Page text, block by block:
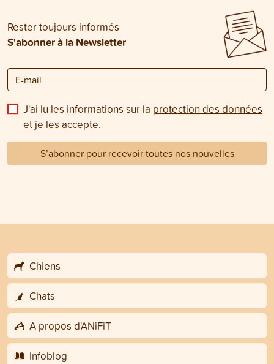
Rester toujours informés
S'abonner à la Newsletter
J'ai lu les informations sur la protection des données
et je les accepte.
S’abonner pour recevoir toutes nos nouvelles
Chiens
Chats
A propos d'ANiFiT
Infoblog